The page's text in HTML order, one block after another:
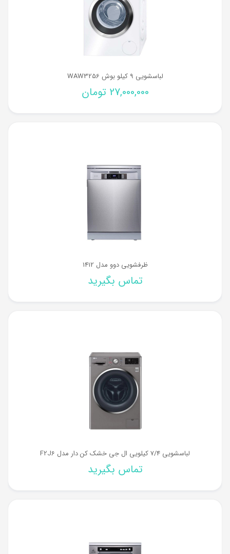
لباسشویی 9 کیلو بوش WAW3256
27,000,000 تومان
ظرفشویی دوو مدل 1412
تماس بگیرید
لباسشویی 7/4 کیلویی ال جی خشک کن دار مدل F2J6
تماس بگیرید